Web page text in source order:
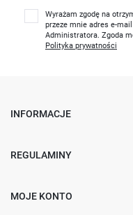
Wyrażam zgodę na
przeze mnie adres e-
Administratora. Zgoda
Polityka prywatności
INFORMACJE
REGULAMINY
MOJE KONTO